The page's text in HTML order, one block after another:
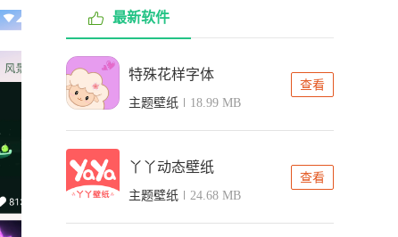
最新软件
特殊花样字体
主题壁纸 18.99 MB
查看
丫丫动态壁纸
主题壁纸 24.68 MB
查看